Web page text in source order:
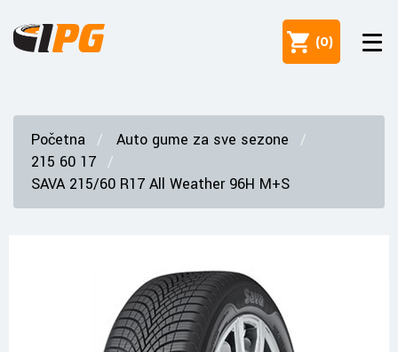
(0)
Početna
Auto gume za sve sezone
215 60 17
SAVA 215/60 R17 All Weather 96H M+S